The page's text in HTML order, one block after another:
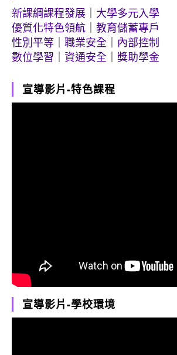
新課綱課程發展
大學多元入學
優質化特色領航
教育儲蓄專戶
性別平等
職業安全
內部控制
數位學習
資通安全 獎助學金
宣導影片-特色課程
宣導影片-學校環境